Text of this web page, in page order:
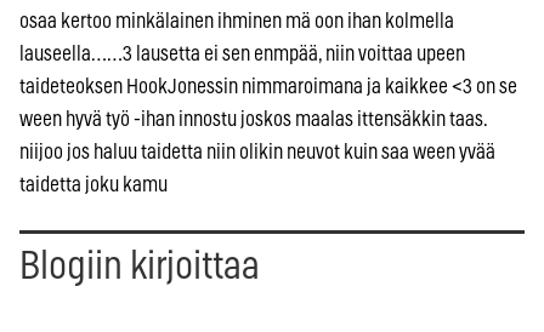
osaa kertoo minkälainen ihminen mä oon ihan kolmella
lauseella……3 lausetta ei sen enmpää, niin voittaa upeen
taideteoksen HookJonessin nimmaroimana ja kaikkee <3 on se
ween hyvä työ -ihan innostu joskos maalas ittensäkkin taas.
niijoo jos haluu taidetta niin olikin neuvot kuin saa ween yvää
taidetta joku kamu
Blogiin kirjoittaa